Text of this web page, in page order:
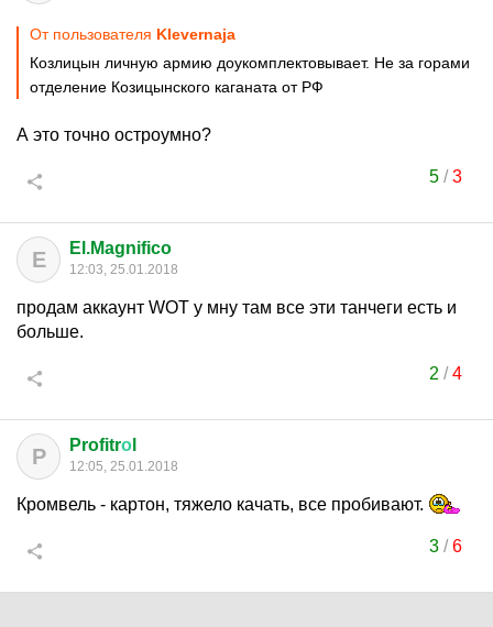
От пользователя Klevernaja
Козлицын личную армию доукомплектовывает. Не за горами
отделение Козицынского каганата от РФ
А это точно остроумно?
5/3
E El.Magnifico
12:03, 25.01.2018
продам аккаунт WOT у мну там все эти танчеги есть и
больше.
2 /4
P Profitrо
12:05, 25.01.2018
Кромвель - картон, тяжело качать, все пробивают.
3/6